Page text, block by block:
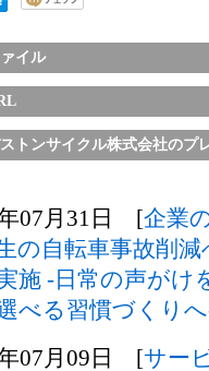
イル
トンサイクル株式会社のプ
07月31日 [企業
の自転車事故削
施 -日常の声がけ
べる習慣づくり
07月09日 [サー